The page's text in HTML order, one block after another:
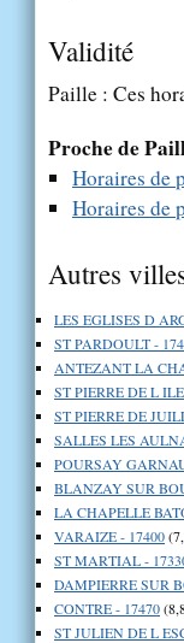
Validité
Paille : Ces
Proche de
Horaires de
Horaires de
Autres
LES EGLISES D
ST PARDOULT -
ANTEZANT LA
ST PIERRE DE L
ST PIERRE DE
SALLES LES
POURSAY
BLANZAY SUR
LA CHAPELLE
VARAIZE - 17400
ST MARTIAL -
DAMPIERRE SUR
CONTRE - 17470
ST JULIEN DE L